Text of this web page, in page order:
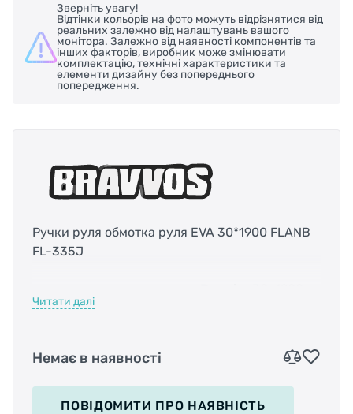
Зверніть увагу!
Відтінки кольорів на фото можуть відрізнятися від
реальних залежно від налаштувань вашого
монітора. Залежно від наявності компонентів та
інших факторів, виробник може змінювати
комплектацію, технічні характеристики та
елементи дизайну без попереднього
попередження.
Ручки руля обмотка руля EVA 30*1900 FLANB
FL-335J
Читати далі
Немає в наявності
ПОВІДОМИТИ ПРО НАЯВНІСТЬ